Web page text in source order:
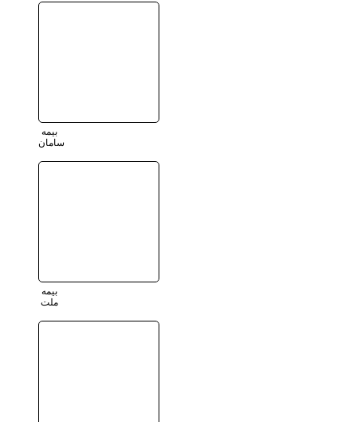
بیمه
سامان
بیمه
ملت